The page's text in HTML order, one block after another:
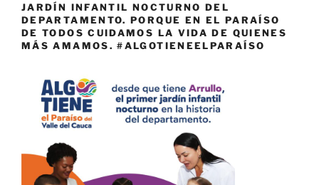
JARDÍN INFANTIL NOCTURNO DEL
DEPARTAMENTO. PORQUE EN EL PARAÍSO
DE TODOS CUIDAMOS LA VIDA DE QUIENES
MÁS AMAMOS. #ALGOTIENEELPARAÍSO